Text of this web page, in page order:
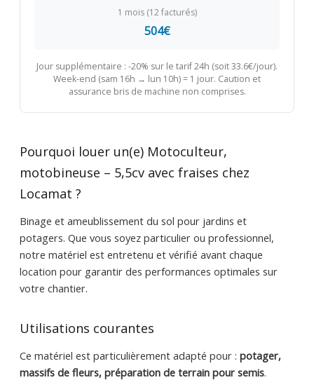
1 mois (12 facturés)
504€
Jour supplémentaire : -20% sur le tarif 24h (soit 33.6€/jour).
Week-end (sam 16h → lun 10h) = 1 jour. Caution et
assurance bris de machine non comprises.
Pourquoi louer un(e) Motoculteur,
motobineuse – 5,5cv avec fraises chez
Locamat ?
Binage et ameublissement du sol pour jardins et
potagers. Que vous soyez particulier ou professionnel,
notre matériel est entretenu et vérifié avant chaque
location pour garantir des performances optimales sur
votre chantier.
Utilisations courantes
Ce matériel est particulièrement adapté pour : potager,
massifs de fleurs, préparation de terrain pour semis.